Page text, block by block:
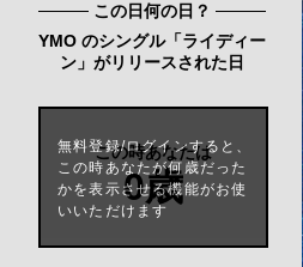
この日何の日？
YMO のシングル「ライディー
ン」がリリースされた日
この時あなたは
0歳
無料登録/ログインすると、
この時あなたが何歳だった
かを表示させる機能がお使
いいただけます